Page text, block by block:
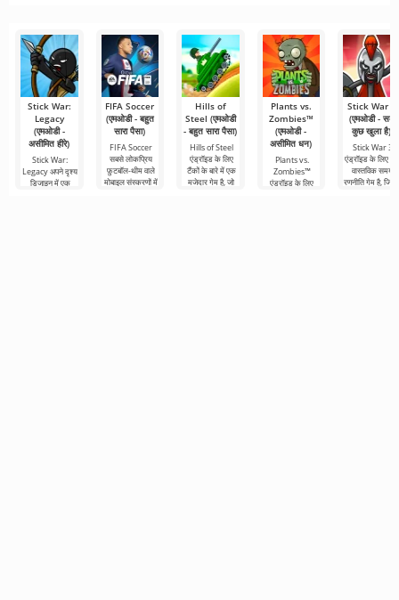
Stick War:
Legacy
(एमओडी -
असीमित हीरे)
Stick War:
Legacy अपने दृश्य
डिजाइन में एक
FIFA Soccer
(एमओडी - बहुत
सारा पैसा)
FIFA Soccer
सबसे लोकप्रिय
फ़ुटबॉल-थीम वाले
मोबाइल संस्करणों में
Hills of
Steel (एमओडी
- बहुत सारा पैसा)
Hills of Steel
एंड्रॉइड के लिए
टैंकों के बारे में एक
मजेदार गेम है, जो
Plants vs.
Zombies™
(एमओडी -
असीमित धन)
Plants vs.
Zombies™
एंड्रॉइड के लिए
Stick War 3
(एमओडी - सब
कुछ खुला है)
Stick War 3
एंड्रॉइड के लिए
वास्तविक समय
रणनीति गेम है,